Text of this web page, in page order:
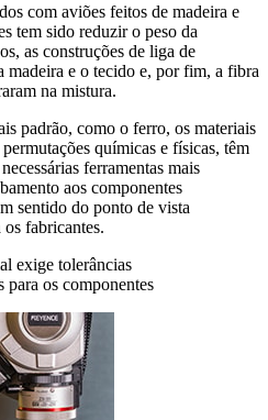
com aviões feitos de madeira e
tem sido reduzir o peso da
as construções de liga de
e o tecido e, por fim, a fibra
na mistura.
padrão, como o ferro, os materiais
químicas e físicas, têm
ferramentas mais
aos componentes
sentido do ponto de vista
fabricantes.
exige tolerâncias
para os componentes